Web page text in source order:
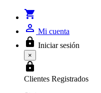
shopping_cart
person_outline Mi cuenta
lock Iniciar sesión
×
lock
Clientes Registrados